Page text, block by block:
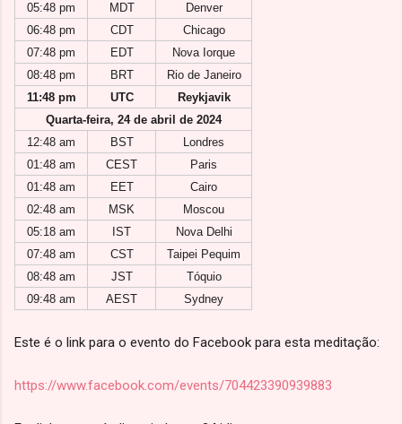
05:48 pm
MDT
Denver
06:48 pm
CDT
Chicago
07:48 pm
EDT
Nova Iorque
08:48 pm
BRT
Rio de Janeiro
11:48 pm
UTC
Reykjavik
Quarta-feira, 24 de abril de 2024
12:48 am
BST
Londres
01:48 am
CEST
Paris
01:48 am
EET
Cairo
02:48 am
MSK
Moscou
05:18 am
IST
Nova Delhi
07:48 am
CST
Taipei Pequim
08:48 am
JST
Tóquio
09:48 am
AEST Sydney
Este é o link para o evento do Facebook para esta meditação:
https://www.facebook.com/events/704423390939883